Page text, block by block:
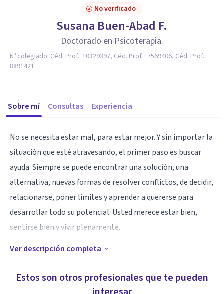
No verificado
Susana Buen-Abad F.
Doctorado en Psicoterapia.
Nº colegiado: Céd. Prof.: 10329397, Céd. Prof. : 7569406, Céd. Prof.:
8891421
Sobre mí Consultas Experiencia
No se necesita estar mal, para estar mejor. Y sin importar la
situación que esté atravesando, el primer paso es buscar
ayuda. Siempre se puede encontrar una solución, una
alternativa, nuevas formas de resolver conflictos, de decidir,
relacionarse, poner límites y aprender a quererse para
desarrollar todo su potencial. Usted merece estar bien,
sentirse bien y vivir plenamente.
Especialidad
1ª. Sesión ($ 1,800): Para comprender los antecedentes de la
Ver descripción completa
Estos son otros profesionales que te pueden